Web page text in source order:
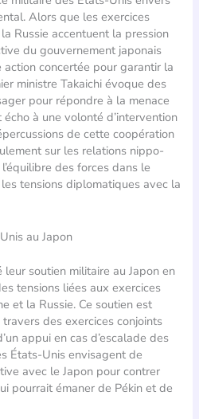
Alors que les exercices
Russie accentuent la pression
du gouvernement japonais
action concertée pour garantir la
ministre Takaichi évoque des
pour répondre à la menace
à une volonté d’intervention
de cette coopération
sur les relations nippo-
des forces dans le
tensions diplomatiques avec la
au Japon
soutien militaire au Japon en
tensions liées aux exercices
et la Russie. Ce soutien est
des exercices conjoints
appui en cas d’escalade des
États-Unis envisagent de
avec le Japon pour contrer
pourrait émaner de Pékin et de